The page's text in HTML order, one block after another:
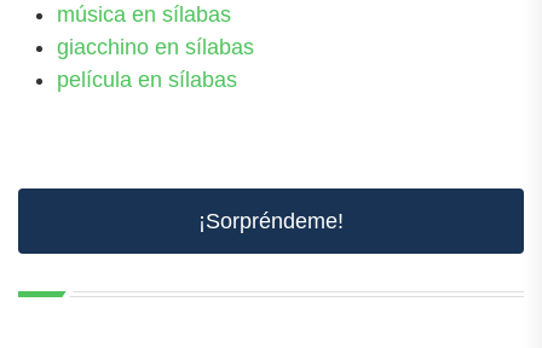
música en sílabas
giacchino en sílabas
película en sílabas
¡Sorpréndeme!